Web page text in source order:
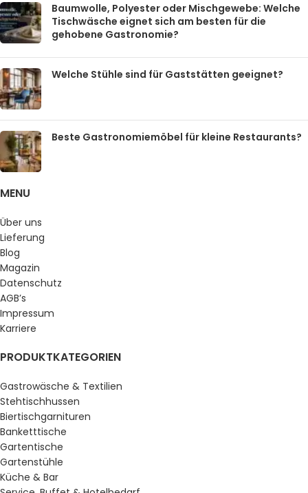
Baumwolle, Polyester oder Mischgewebe: Welche
Tischwäsche eignet sich am besten für die
gehobene Gastronomie?
Welche Stühle sind für Gaststätten geeignet?
Beste Gastronomiemöbel für kleine Restaurants?
MENU
Über uns
Lieferung
Blog
Magazin
Datenschutz
AGB’s
Impressum
Karriere
PRODUKTKATEGORIEN
Gastrowäsche & Textilien
Stehtischhussen
Biertischgarnituren
Banketttische
Gartentische
Gartenstühle
Küche & Bar